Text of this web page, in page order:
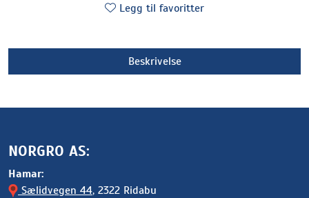
Legg til favoritter
Beskrivelse
NORGRO AS:
Hamar:
Sælidvegen 44, 2322 Ridabu